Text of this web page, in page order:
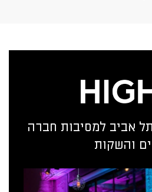
אביב למסיבות חברה
והשקות